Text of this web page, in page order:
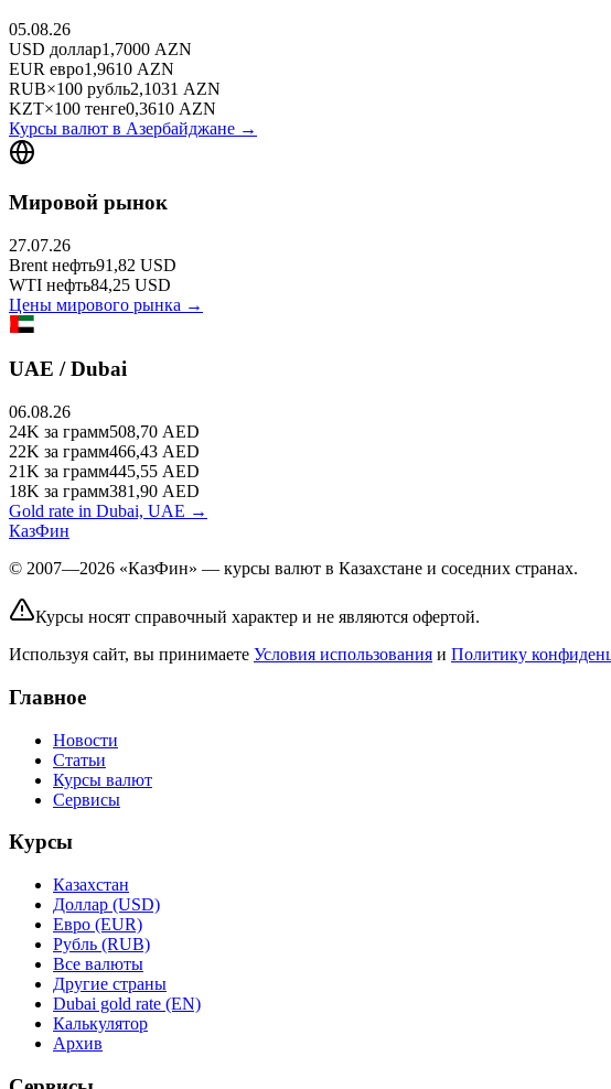
05.08.26
USD доллар1,7000 AZN
EUR евро1,9610 AZN
RUB×100 рубль2,1031 AZN
KZT×100 тенге0,3610 AZN
Курсы валют в Азербайджане →
Мировой рынок
27.07.26
Brent нефть91,82 USD
WTI нефть84,25 USD
Цены мирового рынка →
UAE / Dubai
06.08.26
24K за грамм508,70 AED
22K за грамм466,43 AED
21K за грамм445,55 AED
18K за грамм381,90 AED
Gold rate in Dubai, UAE →
КазФин
© 2007—2026 «КазФин» — курсы валют в Казахстане и соседних странах.
Курсы носят справочный характер и не являются офертой.
Используя сайт, вы принимаете Условия использования и Политику
Главное
Новости
Статьи
Курсы валют
Сервисы
Курсы
Казахстан
Доллар (USD)
Евро (EUR)
Рубль (RUB)
Все валюты
Другие страны
Dubai gold rate (EN)
Калькулятор
Архив